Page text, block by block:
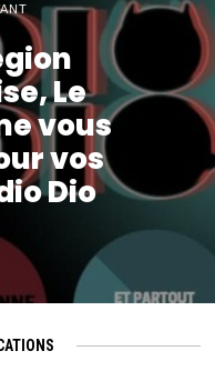
Le
vous
vos
Dio